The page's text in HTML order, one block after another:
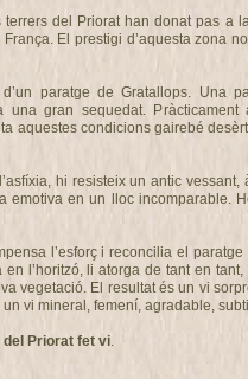
terrers del Priorat han donat pas a
El prestigi d’aquesta zona
paratge de Gratallops. Una
una gran sequedat.
aquestes condicions gairebé
hi resisteix un antic
emotiva en un lloc incomparable.
l’esforç i reconcilia el
en l’horitzó, li atorga de tant en
vegetació. El resultat és un vi
vi mineral, femení, agradable,
Priorat fet vi.